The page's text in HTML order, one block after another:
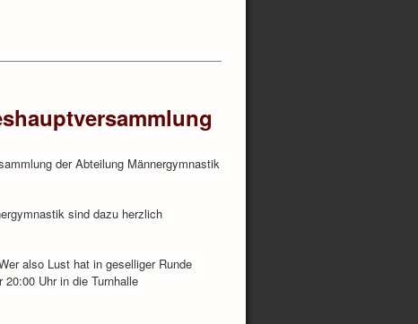
der Abteilung Männergymnastik
sind dazu herzlich
also Lust hat in geselliger Runde
Uhr in die Turnhalle